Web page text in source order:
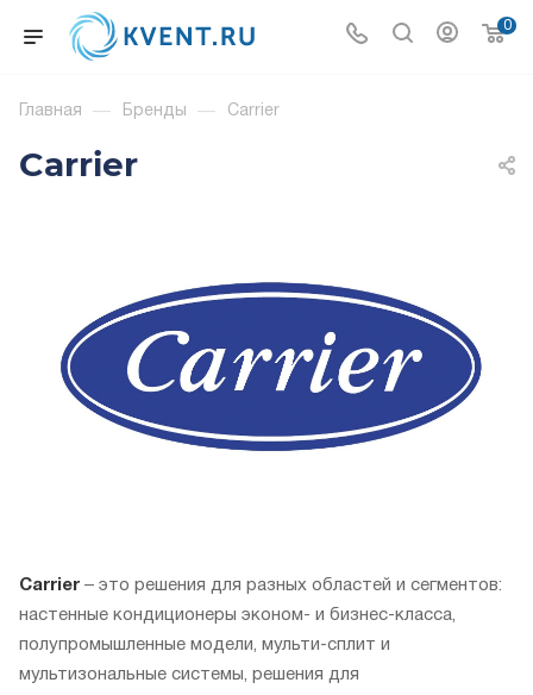
0
Главная — Бренды — Carrier
Carrier
Carrier – это решения для разных областей и сегментов:
настенные кондиционеры эконом- и бизнес-класса,
полупромышленные модели, мульти-сплит и
мультизональные системы, решения для